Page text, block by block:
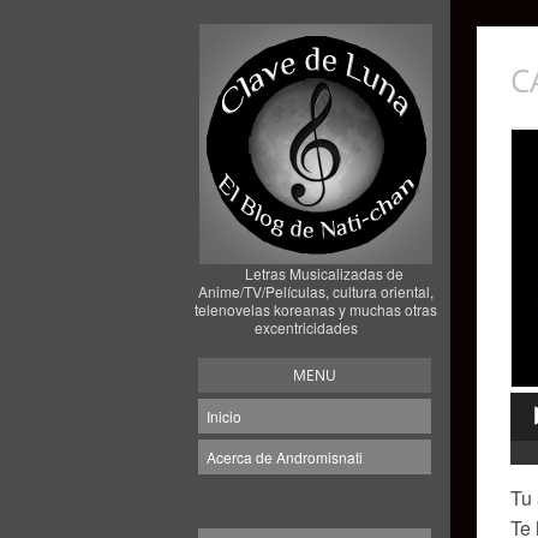
Letras Musicalizadas de
Anime/TV/Películas, cultura oriental,
telenovelas koreanas y muchas otras
excentricidades
MENU
Inicio
Acerca de Andromisnati
Tu
Te